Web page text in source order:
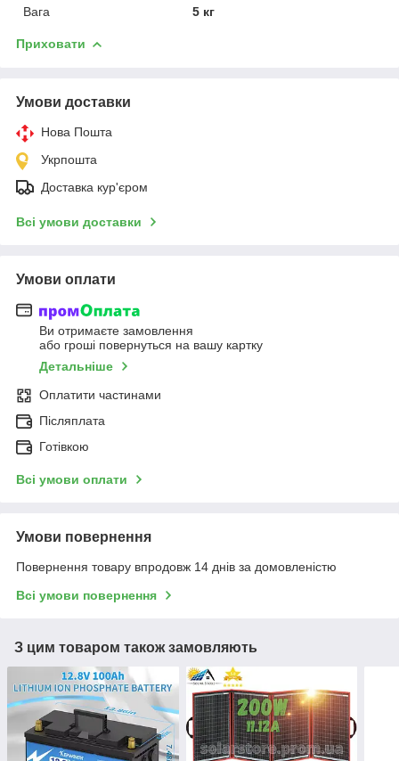
Вага 5 кг
Приховати
Умови доставки
Нова Пошта
Укрпошта
Доставка кур'єром
Всі умови доставки
Умови оплати
Ви отримаєте замовлення
або гроші повернуться на вашу картку
Детальніше
Оплатити частинами
Післяплата
Готівкою
Всі умови оплати
Умови повернення
Повернення товару впродовж 14 днів за домовленістю
Всі умови повернення
З цим товаром також замовляють